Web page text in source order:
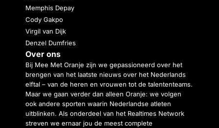
Memphis Depay
Cody Gakpo
Virgil van Dijk
Denzel Dumfries
Over ons
Bij Mee Met Oranje zijn we gepassioneerd over het
brengen van het laatste nieuws over het Nederlands
elftal – van de heren en vrouwen tot de talententeams.
Maar we gaan verder dan alleen Oranje: we volgen
ook andere sporten waarin Nederlandse atleten
uitblinken. Als onderdeel van het Realtimes Network
streven we ernaar jou de meest complete